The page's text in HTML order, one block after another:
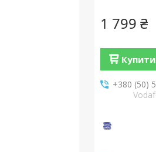
1 799 ₴
Купити
+380 (50)